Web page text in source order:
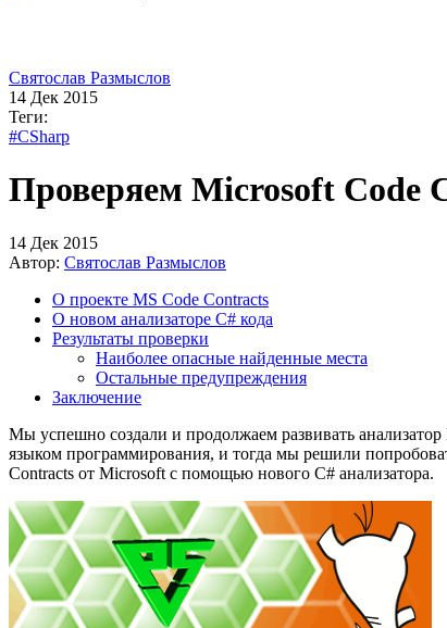
Святослав Размыслов
14 Дек 2015
Теги:
#CSharp
Проверяем Microsoft Code
14 Дек 2015
Автор: Святослав Размыслов
О проекте MS Code Contracts
О новом анализаторе C# кода
Результаты проверки
Наиболее опасные найденные места
Остальные предупреждения
Заключение
Мы успешно создали и продолжаем развивать
языком программирования, и тогда мы решили
Contracts от Microsoft с помощью нового C# анализатора.